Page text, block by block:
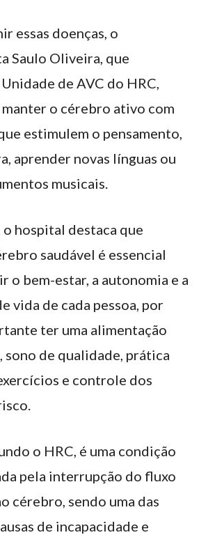
essas doenças, o
Saulo Oliveira, que
de AVC do HRC,
o cérebro ativo com
estimulem o pensamento,
aprender novas línguas ou
musicais.
hospital destaca que
saudável é essencial
o bem-estar, a autonomia e a
vida de cada pessoa, por
ter uma alimentação
sono de qualidade, prática
e controle dos
o HRC, é uma condição
pela interrupção do fluxo
cérebro, sendo uma das
de incapacidade e